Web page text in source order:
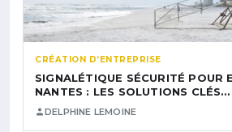
CRÉATION D’ENTREPRISE
SIGNALÉTIQUE SÉCURITÉ POUR
NANTES : LES SOLUTIONS CLÉS…
DELPHINE LEMOINE